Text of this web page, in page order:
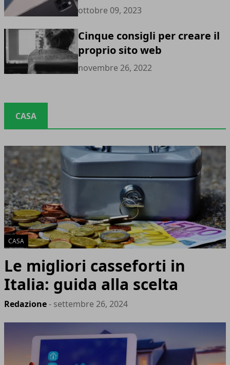
ottobre 09, 2023
Cinque consigli per creare il
proprio sito web
novembre 26, 2022
CASA
CASA
Le migliori casseforti in
Italia: guida alla scelta
Redazione- settembre 26, 2024